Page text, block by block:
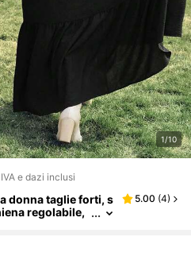
1/10
e dazi inclusi
donna taglie forti, s
regolabile,
5.00 (4)